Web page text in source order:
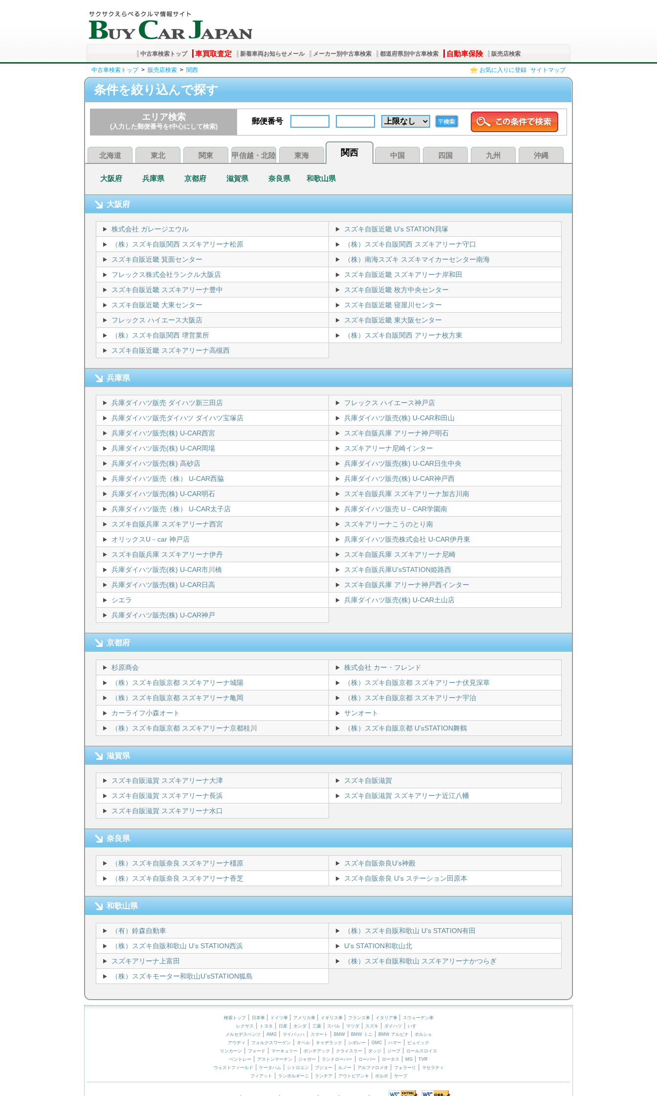
中古車検索トップ 車買取査定 新着車両お知らせメール メーカー別中古車検索 都道府県別中古車検索 自動車保険 販売店検索
お気に入りに登録 サイトマップ
中古車検索トップ> 販売店検索 > 関西
条件を絞り込んで探す
エリア検索
(入力した郵便番号をt中心にして検索)
郵便番号
北海道 東北 関東 甲信越・北陸 東海 関西 中国 四国 九州 沖縄
大阪府 兵庫県 京都府 滋賀県 奈良県 和歌山県
大阪府
株式会社 ガレージエウル
スズキ自販近畿 U’s STATION貝塚
（株）スズキ自販関西 スズキアリーナ松原
（株）スズキ自販関西 スズキアリーナ守口
スズキ自販近畿 箕面センター
（株）南海スズキ スズキマイカーセンター南海
フレックス株式会社ランクル大阪店
スズキ自販近畿 スズキアリーナ岸和田
スズキ自販近畿 スズキアリーナ豊中
スズキ自販近畿 枚方中央センター
スズキ自販近畿 大東センター
スズキ自販近畿 寝屋川センター
フレックス ハイエース大阪店
スズキ自販近畿 東大阪センター
（株）スズキ自販関西 堺営業所
（株）スズキ自販関西 アリーナ枚方東
スズキ自販近畿 スズキアリーナ高槻西
兵庫県
兵庫ダイハツ販売 ダイハツ新三田店
フレックス ハイエース神戸店
兵庫ダイハツ販売ダイハツ ダイハツ宝塚店
兵庫ダイハツ販売(株) U-CAR和田山
兵庫ダイハツ販売(株) U-CAR西宮
スズキ自販兵庫 アリーナ神戸明石
兵庫ダイハツ販売(株) U-CAR岡場
スズキアリーナ尼崎インター
兵庫ダイハツ販売(株) 高砂店
兵庫ダイハツ販売(株) U-CAR日生中央
兵庫ダイハツ販売（株） U-CAR西脇
兵庫ダイハツ販売(株) U-CAR神戸西
兵庫ダイハツ販売(株) U-CAR明石
スズキ自販兵庫 スズキアリーナ加古川南
兵庫ダイハツ販売（株） U-CAR太子店
兵庫ダイハツ販売 U－CAR学園南
スズキ自販兵庫 スズキアリーナ西宮
スズキアリーナこうのとり南
オリックスU－car 神戸店
兵庫ダイハツ販売株式会社 U-CAR伊丹東
スズキ自販兵庫 スズキアリーナ伊丹
スズキ自販兵庫 スズキアリーナ尼崎
兵庫ダイハツ販売(株) U-CAR市川橋
スズキ自販兵庫U’sSTATION姫路西
兵庫ダイハツ販売(株) U-CAR日高
スズキ自販兵庫 アリーナ神戸西インター
シエラ
兵庫ダイハツ販売(株) U-CAR土山店
兵庫ダイハツ販売(株) U-CAR神戸
京都府
杉原商会
株式会社 カー・フレンド
（株）スズキ自販京都 スズキアリーナ城陽
（株）スズキ自販京都 スズキアリーナ伏見深草
（株）スズキ自販京都 スズキアリーナ亀岡
（株）スズキ自販京都 スズキアリーナ宇治
カーライフ小森オート
サンオート
（株）スズキ自販京都 スズキアリーナ京都桂川
（株）スズキ自販京都 U'sSTATION舞鶴
滋賀県
スズキ自販滋賀 スズキアリーナ大津
スズキ自販滋賀
スズキ自販滋賀 スズキアリーナ長浜
スズキ自販滋賀 スズキアリーナ近江八幡
スズキ自販滋賀 スズキアリーナ水口
奈良県
（株）スズキ自販奈良 スズキアリーナ橿原
スズキ自販奈良U’s神殿
（株）スズキ自販奈良 スズキアリーナ香芝
スズキ自販奈良 U’s ステーション田原本
和歌山県
（有）鈴森自動車
（株）スズキ自販和歌山 U’s STATION有田
（株）スズキ自販和歌山 U’s STATION西浜
U’s STATION和歌山北
スズキアリーナ上富田
（株）スズキ自販和歌山 スズキアリーナかつらぎ
（株）スズキモーター和歌山U’sSTATION狐島
検索トップ| 日本車 | ドイツ車 | アメリカ車 | イギリス車 | フランス車 | イタリア車 | スウェーデン車
レクサス | トヨタ | 日産 | ホンダ | 三菱 | スバル | マツダ | スズキ | ダイハツ | いすゞ
メルセデスベンツ | AMG| マイバッハ| スマート | BMW| BMW ミニ | BMW アルピナ | ポルシェ
アウディ
| フォルクスワーゲン | オペル | キャデラック | シボレー | GMC | ハマー | ビュイック
リンカーン | フォード | マーキュリー | ポンテアック | クライスラー | ダッジ | ジープ| ロールスロイス
ベントレー | アストンマーチン | ジャガー | ランドローバー | ローバー | ロータス | MG | TVR
ウェストフィールド | ケータハム | シトロエン | プジョー| ルノー| アルファロメオ | フェラーリ | マセラティ
フィアット
| ランボルギーニ | ランチア| アウトビアンキ | ボルボ| サーブ